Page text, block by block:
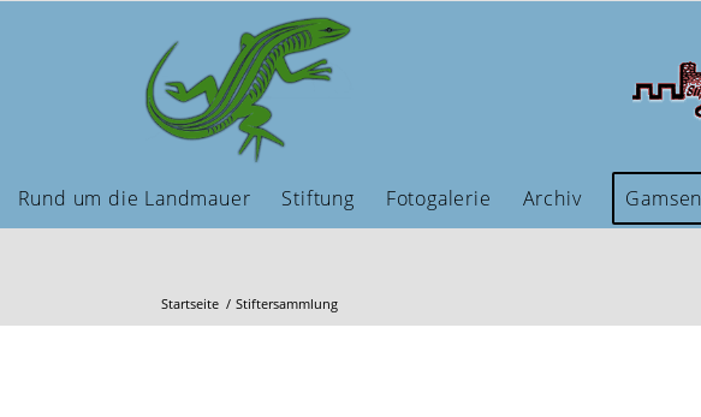
Rund um die Landmauer Stiftung Fotogalerie Archiv Gamsen
Startseite / Stiftersammlung